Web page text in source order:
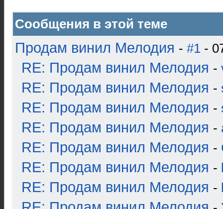
Сообщения в этой теме
Продам винил Мелодия - #1 -
RE: Продам винил Мелодия -
RE: Продам винил Мелодия -
RE: Продам винил Мелодия -
RE: Продам винил Мелодия -
RE: Продам винил Мелодия -
RE: Продам винил Мелодия -
RE: Продам винил Мелодия -